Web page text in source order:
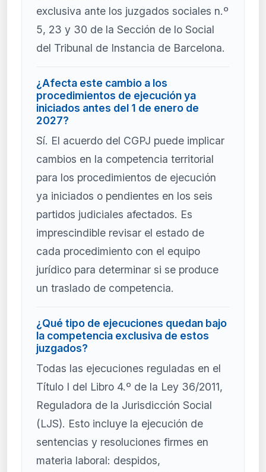
exclusiva ante los juzgados sociales n.º
5, 23 y 30 de la Sección de lo Social
del Tribunal de Instancia de Barcelona.
¿Afecta este cambio a los
procedimientos de ejecución ya
iniciados antes del 1 de enero de
2027?
Sí. El acuerdo del CGPJ puede implicar
cambios en la competencia territorial
para los procedimientos de ejecución
ya iniciados o pendientes en los seis
partidos judiciales afectados. Es
imprescindible revisar el estado de
cada procedimiento con el equipo
jurídico para determinar si se produce
un traslado de competencia.
¿Qué tipo de ejecuciones quedan bajo
la competencia exclusiva de estos
juzgados?
Todas las ejecuciones reguladas en el
Título I del Libro 4.º de la Ley 36/2011,
Reguladora de la Jurisdicción Social
(LJS). Esto incluye la ejecución de
sentencias y resoluciones firmes en
materia laboral: despidos,